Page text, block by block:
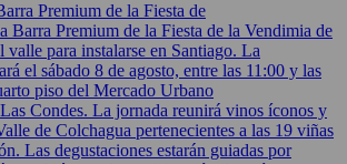
Premium de la Fiesta de